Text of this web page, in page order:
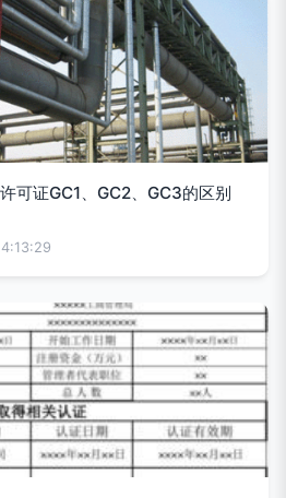
可证GC1、GC2、GC3的区别